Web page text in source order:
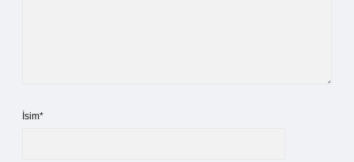
İsim*